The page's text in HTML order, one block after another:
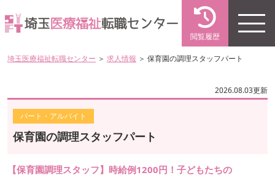
閲覧履歴
埼玉医療福祉転職センター ＞ 求人情報 ＞ 保育園の調理スタッフパート
2026.08.03更新
パート・アルバイト
保育園の調理スタッフパート
【保育園調理スタッフ】時給例1200円！子どもたちの